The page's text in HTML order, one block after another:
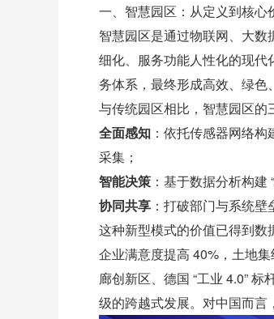
一、智慧园区：从定义到核心
智慧园区是通过物联网、大
细化、服务功能人性化的现
务体系，最终形成高效、绿色
与传统园区相比，智慧园区的
全面感知 ：依托传感器网络
采集；
智能决策 ：基于数据分析构建
协同共享 ：打破部门与系统壁
这种新型模式的价值已得到数
企业满意度提高 40%，土地
廊创新区、德国 “工业 4.0”
级的跨越式发展。对中国而言